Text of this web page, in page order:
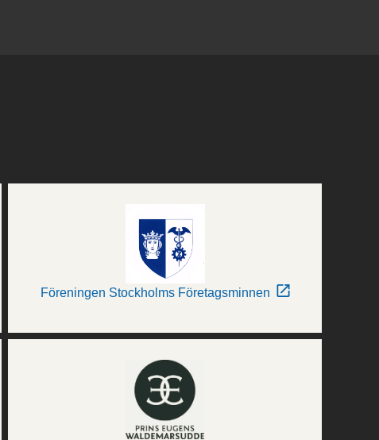
Föreningen Stockholms Företagsminnen